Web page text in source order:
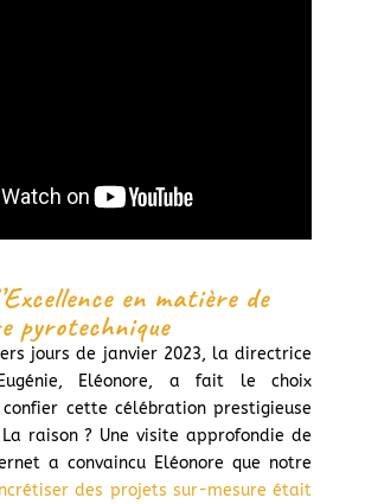
en matière de
pyrotechnique
jours de janvier 2023, la directrice
Eléonore, a fait le choix
cette célébration prestigieuse
raison ? Une visite approfondie de
a convaincu Eléonore que notre
des projets sur-mesure était